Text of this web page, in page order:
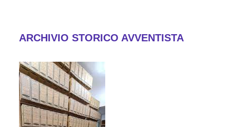
ARCHIVIO STORICO AVVENTISTA